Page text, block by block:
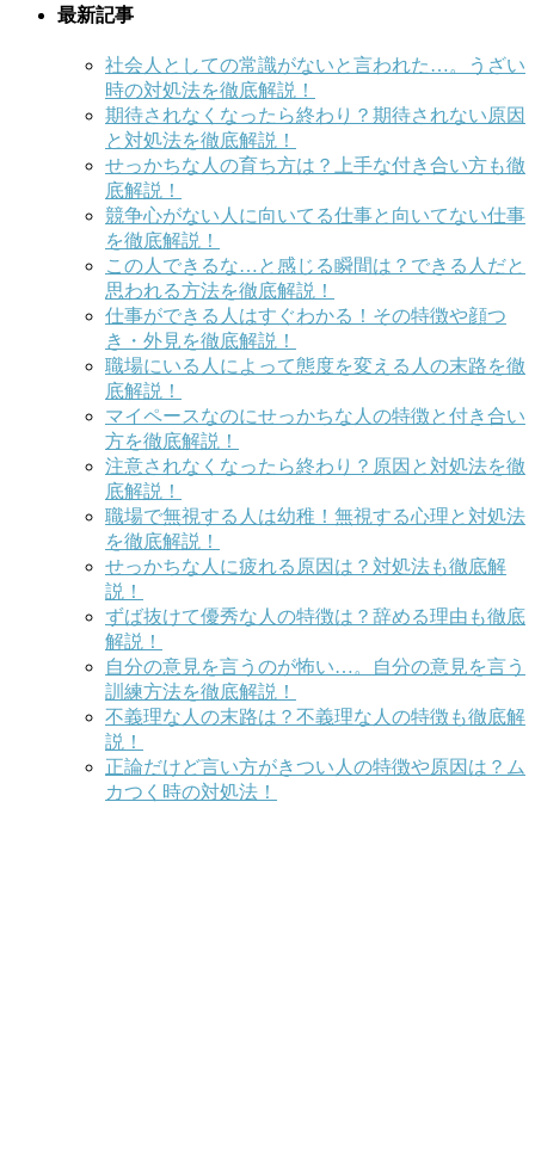
最新記事
社会人としての常識がないと言われた…。うざい
時の対処法を徹底解説！
期待されなくなったら終わり？期待されない原因
と対処法を徹底解説！
せっかちな人の育ち方は？上手な付き合い方も徹
底解説！
競争心がない人に向いてる仕事と向いてない仕事
を徹底解説！
この人できるな…と感じる瞬間は？できる人だと
思われる方法を徹底解説！
仕事ができる人はすぐわかる！その特徴や顔つ
き・外見を徹底解説！
職場にいる人によって態度を変える人の末路を徹
底解説！
マイペースなのにせっかちな人の特徴と付き合い
方を徹底解説！
注意されなくなったら終わり？原因と対処法を徹
底解説！
職場で無視する人は幼稚！無視する心理と対処法
を徹底解説！
せっかちな人に疲れる原因は？対処法も徹底解
説！
ずば抜けて優秀な人の特徴は？辞める理由も徹底
解説！
自分の意見を言うのが怖い…。自分の意見を言う
訓練方法を徹底解説！
不義理な人の末路は？不義理な人の特徴も徹底解
説！
正論だけど言い方がきつい人の特徴や原因は？ム
カつく時の対処法！